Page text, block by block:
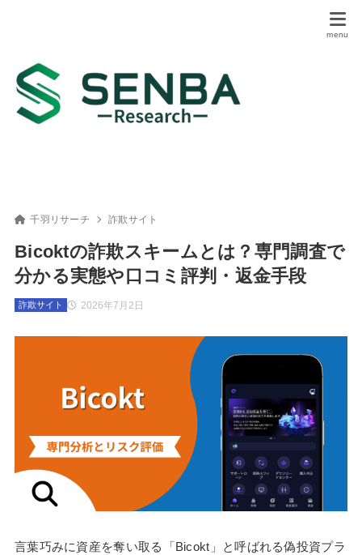
千羽リサーチ 詐欺サイト
Bicoktの詐欺スキームとは？専門調査で
分かる実態や口コミ評判・返金手段
2026年7月2日
詐欺サイト
言葉巧みに資産を奪い取る「Bicokt」と呼ばれる偽投資プラ